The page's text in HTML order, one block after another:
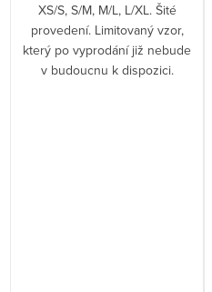
XS/S, S/M, M/L, L/XL. Šité
provedení. Limitovaný vzor,
který po vyprodání již nebude
v budoucnu k dispozici.